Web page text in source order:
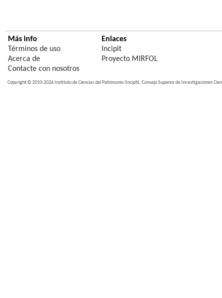
Más info
Términos de uso
Acerca de
Contacte con nosotros
Enlaces
Incipit
Proyecto MIRFOL
Copyright © 2010-2026 Instituto de Ciencias del Patrimonio (Incipit), Consejo Superior de Investigaciones